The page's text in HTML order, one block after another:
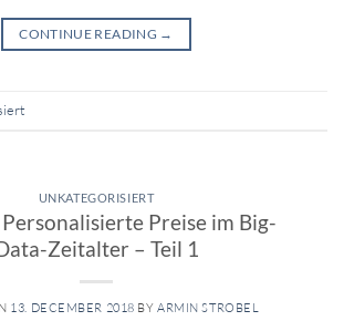
CONTINUE READING →
UNKATEGORISIERT
Preise im Big-
Zeitalter – Teil 1
13. DECEMBER 2018 BYARMIN STROBEL